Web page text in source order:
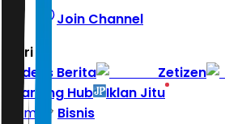
Join Channel
Hari ini
Indeks Berita
Zetizen
Learning Hub
Iklan Jitu
Home
Bisnis